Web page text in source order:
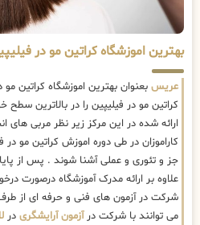
بهترین اموزشگاه کراتین مو در
عریس بعنوان بهترین اموزشگاه کراتین
کراتین مو در فیلیپین را در بالاترین سطح
ارائه شده در این مرکز زیر نظر مربی
کاراموزان در طی دوره اموزش کراتین مو
جز و تئوری و عملی آشنا شوند . پس از
علاوه بر ارائه مدرک آموزشگاه درصورت
شرکت در آزمون های فنی و حرفه ای از
می توانند با شرکت درآزمون آرایشگری در